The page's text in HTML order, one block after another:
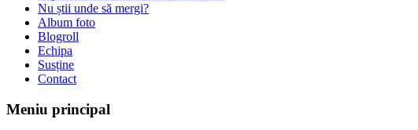
Nu știi unde să mergi?
Album foto
Blogroll
Echipa
Susține
Contact
Meniu principal